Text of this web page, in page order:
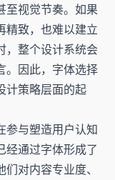
至视觉节奏。如果
精致，也难以建立
，整个设计系统会
。因此，字体选择
计策略层面的起
参与塑造用户认知
经通过字体形成了
对内容专业度、